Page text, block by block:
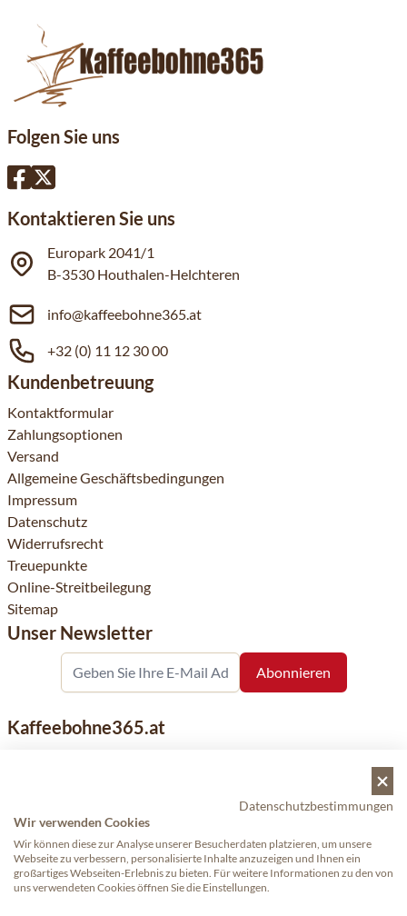
Folgen Sie uns
Kontaktieren Sie uns
Europark 2041/1
B-3530 Houthalen-Helchteren
info@kaffeebohne365.at
+32 (0) 11 12 30 00
Kundenbetreuung
Kontaktformular
Zahlungsoptionen
Versand
Allgemeine Geschäftsbedingungen
Impressum
Datenschutz
Widerrufsrecht
Treuepunkte
Online-Streitbeilegung
Sitemap
Unser Newsletter
Kaffeebohne365.at
bekannter nationaler und internationaler Marken ist eine
unserer Spezialitäten. Qualität und Kundenservice stehen
dabei an erster Stelle.
Datenschutzbestimmungen
Wir verwenden Cookies
Wir können diese zur Analyse unserer Besucherdaten platzieren, um unsere
Webseite zu verbessern, personalisierte Inhalte anzuzeigen und Ihnen ein
großartiges Webseiten-Erlebnis zu bieten. Für weitere Informationen zu den von
uns verwendeten Cookies öffnen Sie die Einstellungen.